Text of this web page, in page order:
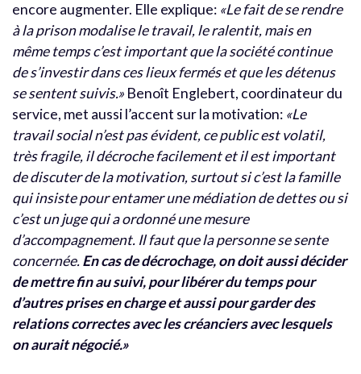
encore augmenter. Elle explique: «Le fait de se rendre
à la prison modalise le travail, le ralentit, mais en
même temps c’est important que la société continue
de s’investir dans ces lieux fermés et que les détenus
se sentent suivis.» Benoît Englebert, coordinateur du
service, met aussi l’accent sur la motivation: «Le
travail social n’est pas évident, ce public est volatil,
très fragile, il décroche facilement et il est important
de discuter de la motivation, surtout si c’est la famille
qui insiste pour entamer une médiation de dettes ou si
c’est un juge qui a ordonné une mesure
d’accompagnement. Il faut que la personne se sente
concernée.En cas de décrochage, on doit aussi décider
de mettre fin au suivi, pour libérer du temps pour
d’autres prises en charge et aussi pour garder des
relations correctes avec les créanciers avec lesquels
on aurait négocié.»